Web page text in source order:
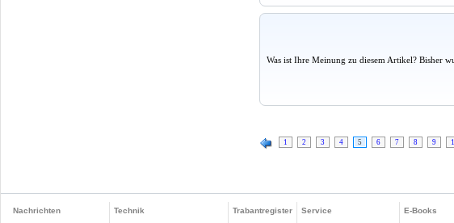
Was ist Ihre Meinung zu diesem Artikel? Bisher
1 2 3 4 5 6 7 8 9
Nachrichten
Technik
Trabantregister
Service
E-Books